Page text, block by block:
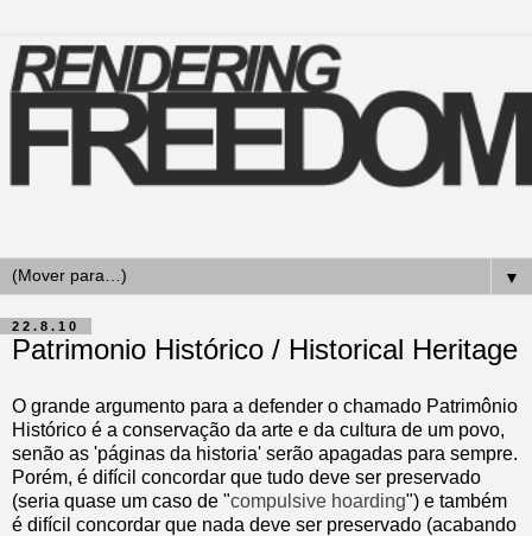
▼
22.8.10
Patrimonio Histórico / Historical Heritage
O grande argumento para a defender o chamado Patrimônio
Histórico é a conservação da arte e da cultura de um povo,
senão as 'páginas da historia' serão apagadas para sempre.
Porém, é difícil concordar que tudo deve ser preservado
(seria quase um caso de "compulsive hoarding") e também
é difícil concordar que nada deve ser preservado (acabando